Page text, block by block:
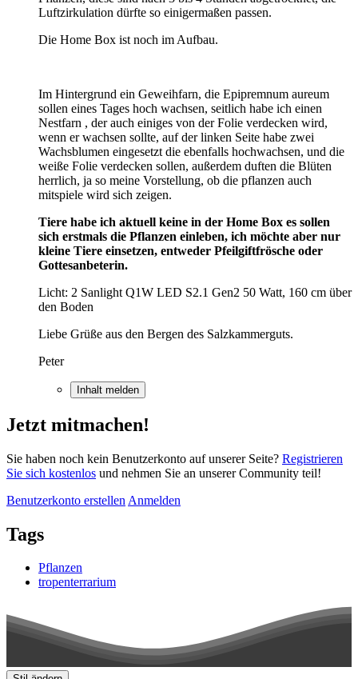
Luftzirkulation dürfte so einigermaßen passen.
Die Home Box ist noch im Aufbau.
Im Hintergrund ein Geweihfarn, die Epipremnum aureum
sollen eines Tages hoch wachsen, seitlich habe ich einen
Nestfarn , der auch einiges von der Folie verdecken wird,
wenn er wachsen sollte, auf der linken Seite habe zwei
Wachsblumen eingesetzt die ebenfalls hochwachsen, und die
weiße Folie verdecken sollen, außerdem duften die Blüten
herrlich, ja so meine Vorstellung, ob die pflanzen auch
mitspiele wird sich zeigen.
Tiere habe ich aktuell keine in der Home Box es sollen
sich erstmals die Pflanzen einleben, ich möchte aber nur
kleine Tiere einsetzen, entweder Pfeilgiftfrösche oder
Gottesanbeterin.
Licht: 2 Sanlight Q1W LED S2.1 Gen2 50 Watt, 160 cm über
den Boden
Liebe Grüße aus den Bergen des Salzkammerguts.
Peter
Inhalt melden
Jetzt mitmachen!
Sie haben noch kein Benutzerkonto auf unserer Seite? Registrieren
Sie sich kostenlos und nehmen Sie an unserer Community teil!
Benutzerkonto erstellen Anmelden
Tags
Pflanzen
tropenterrarium